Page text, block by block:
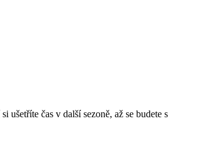
čas v další sezoně, až se budete s